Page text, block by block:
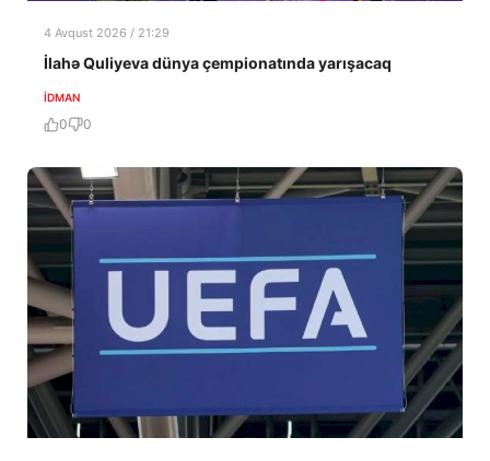
4 Avqust 2026 / 21:29
İlahə Quliyeva dünya çempionatında yarışacaq
İDMAN
0 0